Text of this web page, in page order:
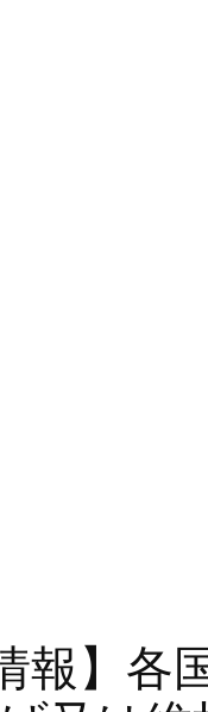
報】各